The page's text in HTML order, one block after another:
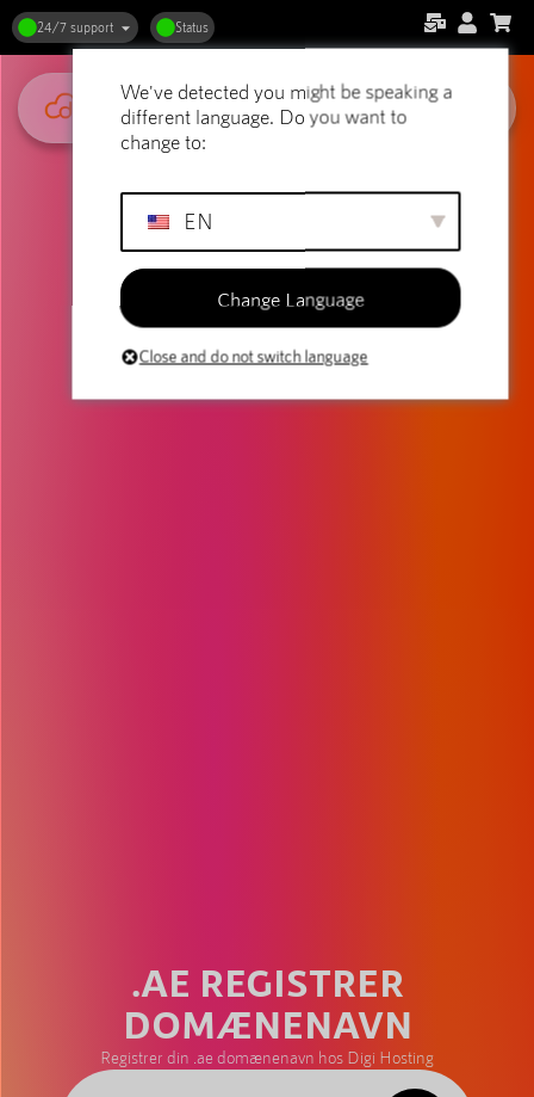
24/7 support Status
.AE REGISTRER
DOMÆNENAVN
Registrer din .ae domænenavn hos Digi Hosting
We've detected you might be speaking a
different language. Do you want to
change to:
EN
Change Language
Close and do not switch language